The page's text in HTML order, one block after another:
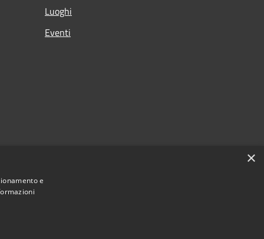
Luoghi
Eventi
×
e